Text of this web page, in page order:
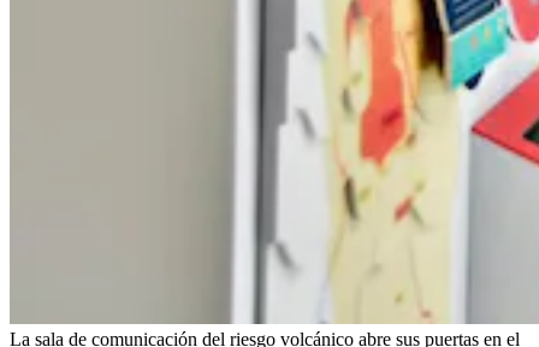
La sala de comunicación del riesgo volcánico abre sus puertas en el